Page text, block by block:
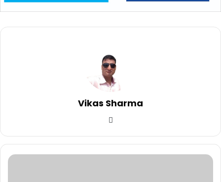
Vikas Sharma
Website